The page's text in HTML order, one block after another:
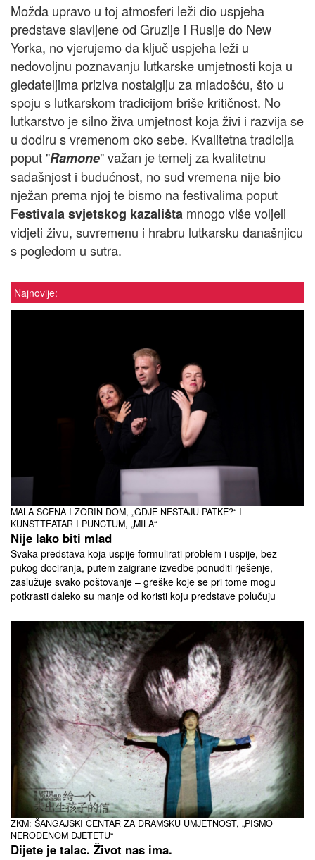
Možda upravo u toj atmosferi leži dio uspjeha
predstave slavljene od Gruzije i Rusije do New
Yorka, no vjerujemo da ključ uspjeha leži u
nedovoljnu poznavanju lutkarske umjetnosti koja u
gledateljima priziva nostalgiju za mladošću, što u
spoju s lutkarskom tradicijom briše kritičnost. No
lutkarstvo je silno živa umjetnost koja živi i razvija se
u dodiru s vremenom oko sebe. Kvalitetna tradicija
poput "Ramone" važan je temelj za kvalitetnu
sadašnjost i budućnost, no sud vremena nije bio
nježan prema njoj te bismo na festivalima poput
Festivala svjetskog kazališta mnogo više voljeli
vidjeti živu, suvremenu i hrabru lutkarsku današnjicu
s pogledom u sutra.
Najnovije:
MALA SCENA I ZORIN DOM, „GDJE NESTAJU PATKE?“ I
KUNSTTEATAR I PUNCTUM, „MILA“
Nije lako biti mlad
Svaka predstava koja uspije formulirati problem i uspije, bez
pukog dociranja, putem zaigrane izvedbe ponuditi rješenje,
zaslužuje svako poštovanje – greške koje se pri tome mogu
potkrasti daleko su manje od koristi koju predstave polučuju
ZKM: ŠANGAJSKI CENTAR ZA DRAMSKU UMJETNOST, „PISMO
NEROĐENOM DJETETU“
Dijete je talac. Život nas ima.